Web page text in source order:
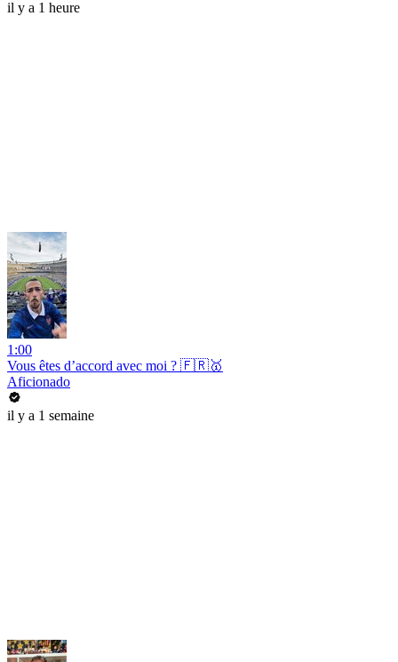
il y a 1 heure
1:00
Vous êtes d’accord avec moi ? 🇫🇷🥇
Aficionado
il y a 1 semaine